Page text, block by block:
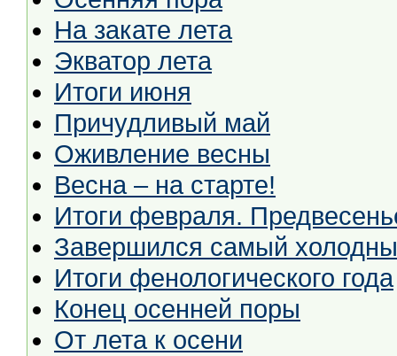
На закате лета
Экватор лета
Итоги июня
Причудливый май
Оживление весны
Весна – на старте!
Итоги февраля.
Завершился самый
Итоги фенологического года
Конец осенней поры
От лета к осени